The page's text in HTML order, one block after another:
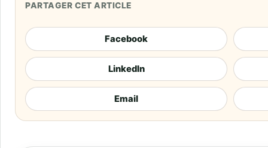
PARTAGER CET ARTICLE
Facebook
LinkedIn
Email